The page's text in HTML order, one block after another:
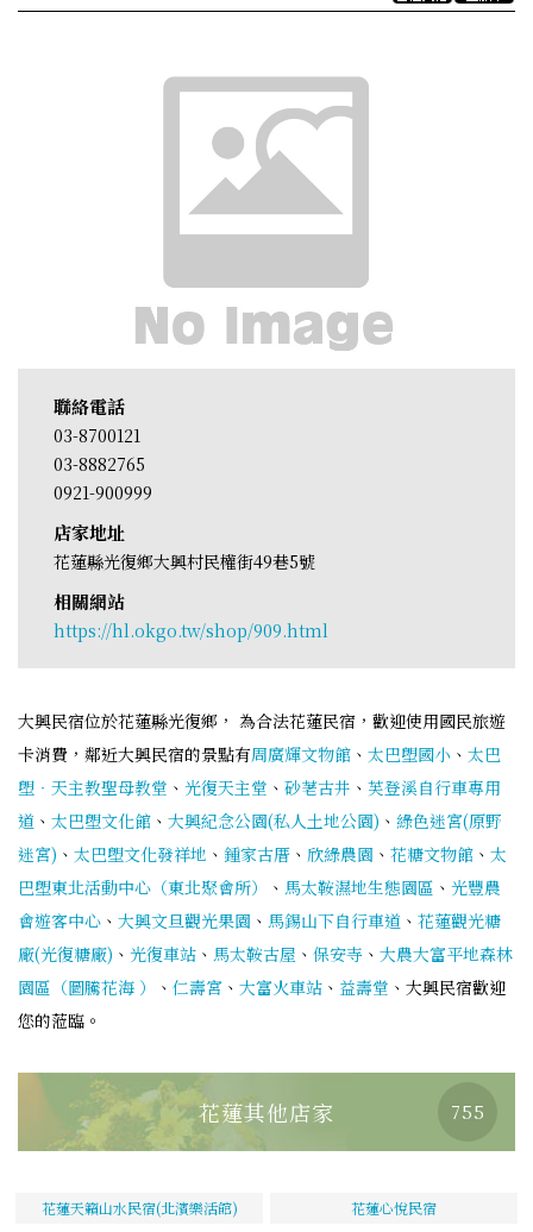
聯絡電話
03-8700121
03-8882765
0921-900999
店家地址
花蓮縣光復鄉大興村民權街49巷5號
相關網站
https://hl.okgo.tw/shop/909.html
大興民宿位於花蓮縣光復鄉， 為合法花蓮民宿，歡迎使用國民旅遊
卡消費，鄰近大興民宿的景點有周廣輝文物館 、 太巴塱國小 、 太巴
塱‧天主教聖母教堂 、 光復天主堂 、 砂荖古井 、 芙登溪自行車專用
道 、 太巴塱文化館 、 大興紀念公園(私人土地公園) 、 綠色迷宮(原野
迷宮) 、 太巴塱文化發祥地 、 鍾家古厝 、 欣綠農園 、 花糖文物館 、 太
巴塱東北活動中心（東北聚會所）
、 馬太鞍濕地生態園區 、 光豐農
會遊客中心 、 大興文旦觀光果園 、 馬錫山下自行車道 、 花蓮觀光糖
廠(光復糖廠) 、 光復車站 、 馬太鞍古屋 、 保安寺 、 大農大富平地森林
園區（圖騰花海 ）
、 仁壽宮 、 大富火車站 、 益壽堂 、大興民宿歡迎
您的蒞臨。
花蓮其他店家 755
花蓮天籟山水民宿(北濱樂活館) 花蓮心悅民宿